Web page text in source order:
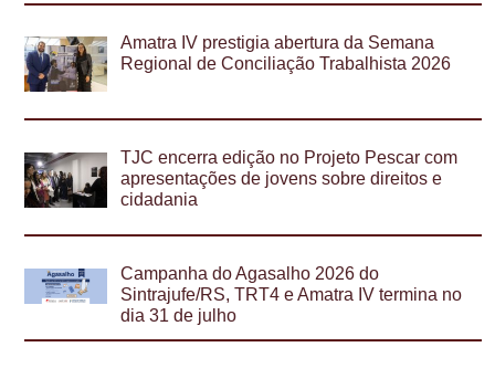
Amatra IV prestigia abertura da Semana
Regional de Conciliação Trabalhista 2026
TJC encerra edição no Projeto Pescar com
apresentações de jovens sobre direitos e
cidadania
Campanha do Agasalho 2026 do
Sintrajufe/RS, TRT4 e Amatra IV termina no
dia 31 de julho